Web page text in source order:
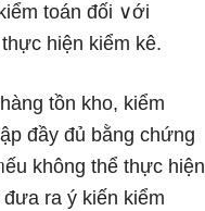
toán đối ∨ới
hiện kiểm kê.
tồn kho, kiểm
đầy đủ bằng chứng
không thể thực hiện
ra ý kiến kiểm